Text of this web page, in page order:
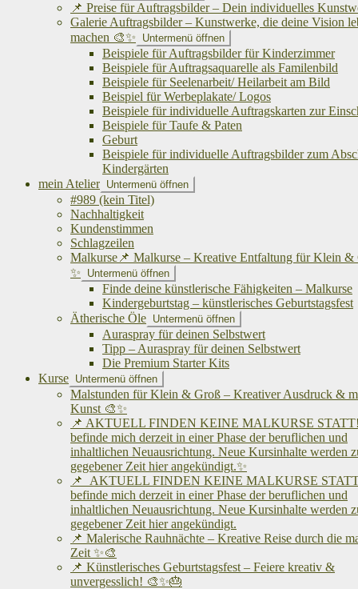
📌 Preise für Auftragsbilder – Dein individuelles
Galerie Auftragsbilder – Kunstwerke, die deine Vision
machen 🎨✨
Untermenü öffnen
Beispiele für Auftragsbilder für Kinderzimmer
Beispiele für Auftragsaquarelle als Familenbild
Beispiele für Seelenarbeit/ Heilarbeit am Bild
Beispiel für Werbeplakate/ Logos
Beispiele für individuelle Auftragskarten zur
Beispiele für Taufe & Paten
Geburt
Beispiele für individuelle Auftragsbilder zum
Kindergärten
mein Atelier Untermenü öffnen
#989 (kein Titel)
Nachhaltigkeit
Kundenstimmen
Schlagzeilen
Malkurse📌 Malkurse – Kreative Entfaltung für Klein &
✨
Untermenü öffnen
Finde deine künstlerische Fähigkeiten – Malkurse
Kindergeburtstag – künstlerisches Geburtstagsfest
Ätherische Öle Untermenü öffnen
Auraspray für deinen Selbstwert
Tipp – Auraspray für deinen Selbstwert
Die Premium Starter Kits
Kurse Untermenü öffnen
Malstunden für Klein & Groß – Kreativer Ausdruck &
Kunst 🎨✨
📌 AKTUELL FINDEN KEINE MALKURSE
befinde mich derzeit in einer Phase der beruflichen und
inhaltlichen Neuausrichtung. Neue Kursinhalte werden
gegebener Zeit hier angekündigt.✨
📌 AKTUELL FINDEN KEINE MALKURSE
befinde mich derzeit in einer Phase der beruflichen und
inhaltlichen Neuausrichtung. Neue Kursinhalte werden
gegebener Zeit hier angekündigt.
📌 Malerische Rauhnächte – Kreative Reise durch die
Zeit ✨🎨
📌 Künstlerisches Geburtstagsfest – Feiere kreativ &
unvergesslich! 🎨✨🎂